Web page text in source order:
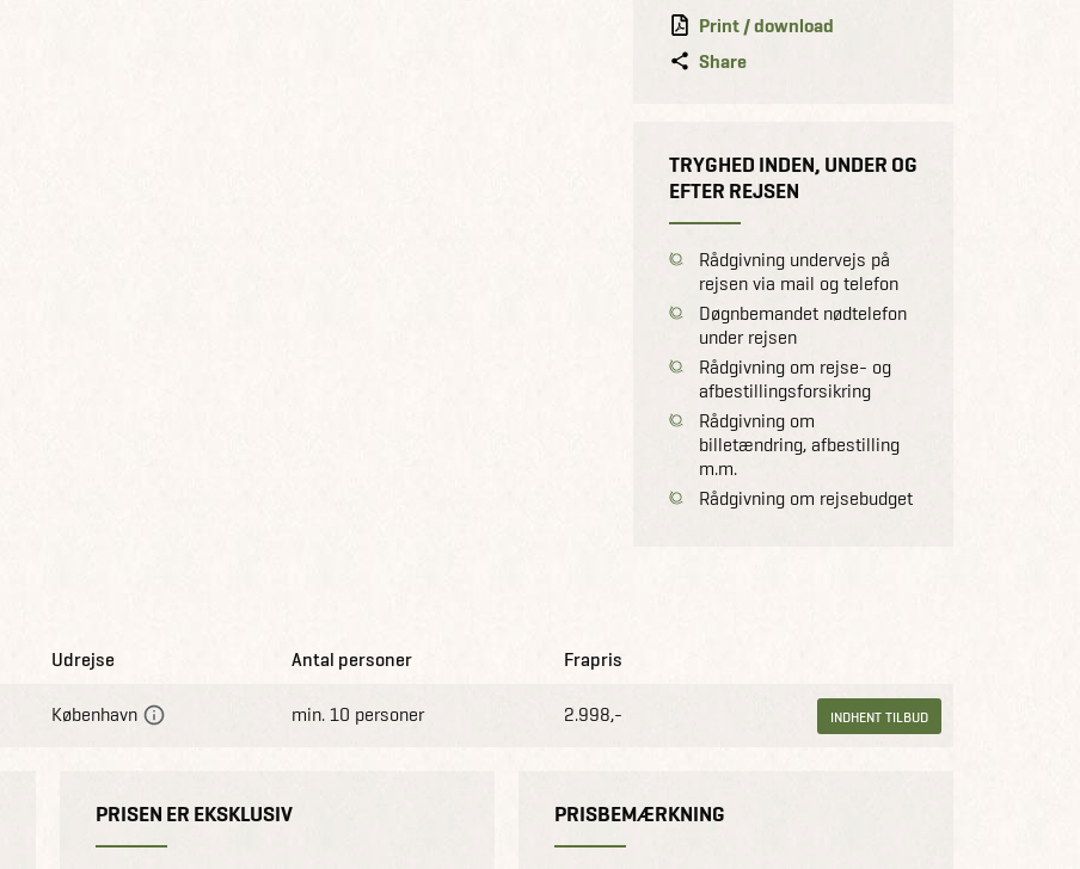
Print / download
Share
TRYGHED INDEN, UNDER OG
EFTER REJSEN
Rådgivning undervejs på
rejsen via mail og telefon
Døgnbemandet nødtelefon
under rejsen
Rådgivning om rejse- og
afbestillingsforsikring
Rådgivning om
billetændring, afbestilling
m.m.
Rådgivning om rejsebudget
Udrejse Antal personer Frapris
København min. 10 personer 2.998,- INDHENT TILBUD
PRISEN ER EKSKLUSIV PRISBEMÆRKNING